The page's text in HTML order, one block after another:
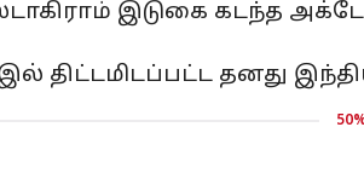
இடுகை கடந்த
திட்டமிடப்பட்ட தனது